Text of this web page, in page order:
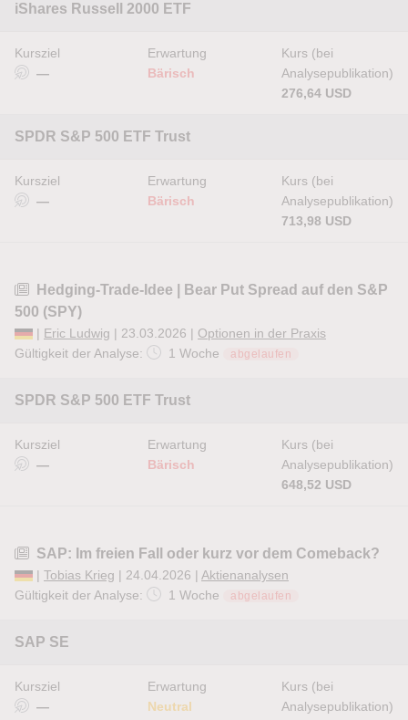
iShares Russell 2000 ETF
Kursziel
—
Erwartung
Bärisch
Kurs (bei
Analysepublikation)
276,64 USD
SPDR S&P 500 ETF Trust
Kursziel
—
Erwartung
Bärisch
Kurs (bei
Analysepublikation)
713,98 USD
Hedging-Trade-Idee | Bear Put Spread auf den S&P
500 (SPY)
| Eric Ludwig | 23.03.2026 | Optionen in der Praxis
Gültigkeit der Analyse:
1 Woche abgelaufen
SPDR S&P 500 ETF Trust
Kursziel
—
Erwartung
Bärisch
Kurs (bei
Analysepublikation)
648,52 USD
SAP: Im freien Fall oder kurz vor dem Comeback?
| Tobias Krieg | 24.04.2026 | Aktienanalysen
Gültigkeit der Analyse:
1 Woche abgelaufen
SAP SE
Kursziel
—
Erwartung
Neutral
Kurs (bei
Analysepublikation)